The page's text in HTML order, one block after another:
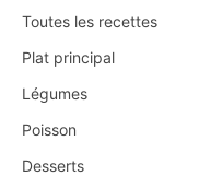
Toutes les recettes
Plat principal
Légumes
Poisson
Desserts